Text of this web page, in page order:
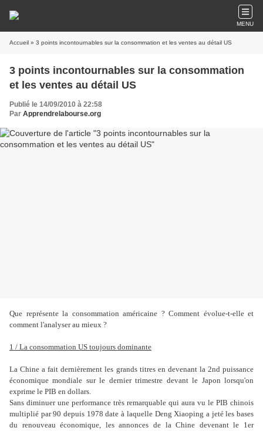
MENU
Accueil » 3 points incontournables sur la consommation et les ventes au détail US
3 points incontournables sur la consommation
et les ventes au détail US
Publié le 14/09/2010 à 22:58
Par Apprendrelabourse.org
Que représente la consommation américaine ? Comment évolue-t-elle et
comment l'analyser au mieux ?
1 / La consommation US toujours dominante
La Chine a fait dernièrement les grands titres en devenant la 2nd puissance
économique mondiale sur le dernier trimestre devant le Japon lorsqu'on
exprime le PIB en dollars.
Sans diminuer une performance très remarquable qui aura vu le PIB chinois
multiplié par 90 depuis 1978 date à laquelle Deng Xiaoping a jeté les bases
du renouveau économique, les annonces de la Chine devenant le 1er